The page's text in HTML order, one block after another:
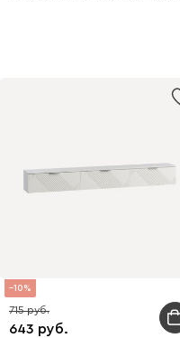
10
643
715